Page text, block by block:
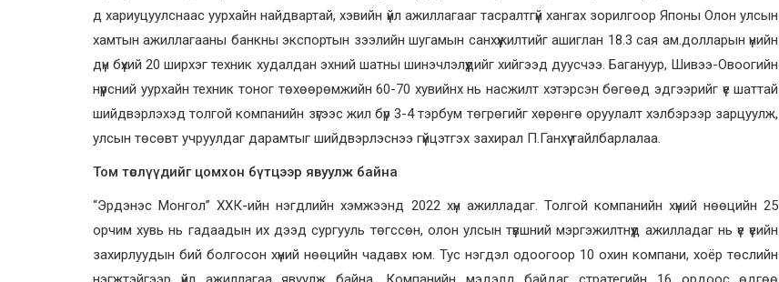
д хариуцуулснаас уурхайн найдвартай, хэвийн үйл ажиллагааг тасралтгүй хангах зорилгоор Японы Олон улсын
хамтын ажиллагааны банкны экспортын зээлийн шугамын санхүүжилтийг ашиглан 18.3 сая ам.долларын үнийн
дүн бүхий 20 ширхэг техник худалдан эхний шатны шинэчлэлүүдийг хийгээд дуусчээ. Багануур, Шивээ-Овоогийн
нүүрсний уурхайн техник тоног төхөөрөмжийн 60-70 хувийнх нь насжилт хэтэрсэн бөгөөд эдгээрийг үе шаттай
шийдвэрлэхэд толгой компанийн зүгээс жил бүр 3-4 тэрбум төгрөгийг хөрөнгө оруулалт хэлбэрээр зарцуулж,
улсын төсөвт учруулдаг дарамтыг шийдвэрлэснээ гүйцэтгэх захирал П.Ганхүү тайлбарлалаа.
Том төслүүдийг цомхон бүтцээр явуулж байна
“Эрдэнэс Монгол” ХХК-ийн нэгдлийн хэмжээнд 2022 хүн ажилладаг. Толгой компанийн хүний нөөцийн 25
орчим хувь нь гадаадын их дээд сургууль төгссөн, олон улсын түвшний мэргэжилтнүүд ажилладаг нь үе үеийн
захирлуудын бий болгосон хүний нөөцийн чадавх юм. Тус нэгдэл одоогоор 10 охин компани, хоёр төслийн